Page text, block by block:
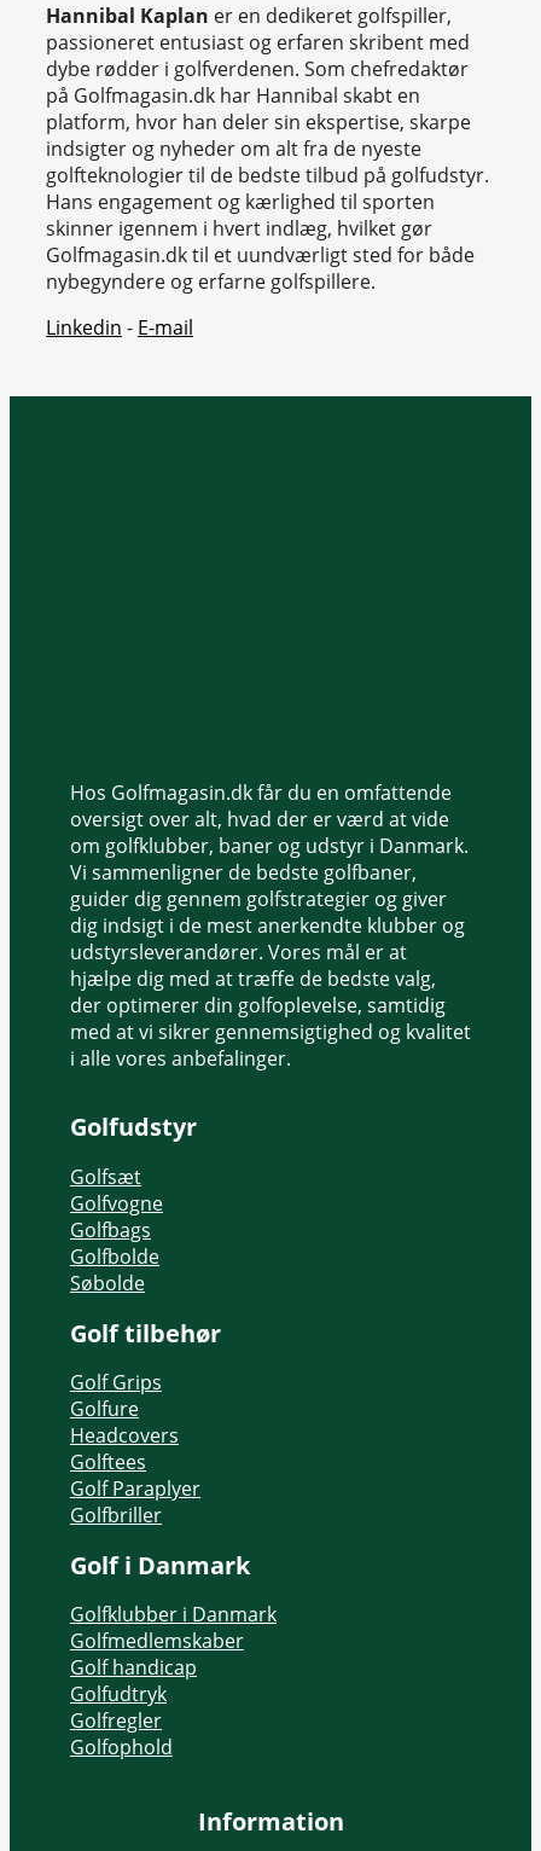
Hannibal Kaplan er en dedikeret golfspiller,
passioneret entusiast og erfaren skribent med
dybe rødder i golfverdenen. Som chefredaktør
på Golfmagasin.dk har Hannibal skabt en
platform, hvor han deler sin ekspertise, skarpe
indsigter og nyheder om alt fra de nyeste
golfteknologier til de bedste tilbud på golfudstyr.
Hans engagement og kærlighed til sporten
skinner igennem i hvert indlæg, hvilket gør
Golfmagasin.dk til et uundværligt sted for både
nybegyndere og erfarne golfspillere.
Linkedin - E-mail
Hos Golfmagasin.dk får du en omfattende
oversigt over alt, hvad der er værd at vide
om golfklubber, baner og udstyr i Danmark.
Vi sammenligner de bedste golfbaner,
guider dig gennem golfstrategier og giver
dig indsigt i de mest anerkendte klubber og
udstyrsleverandører. Vores mål er at
hjælpe dig med at træffe de bedste valg,
der optimerer din golfoplevelse, samtidig
med at vi sikrer gennemsigtighed og kvalitet
i alle vores anbefalinger.
Golfudstyr
Golfsæt
Golfvogne
Golfbags
Golfbolde
Søbolde
Golf tilbehør
Golf Grips
Golfure
Headcovers
Golftees
Golf Paraplyer
Golfbriller
Golf i Danmark
Golfklubber i Danmark
Golfmedlemskaber
Golf handicap
Golfudtryk
Golfregler
Golfophold
Information